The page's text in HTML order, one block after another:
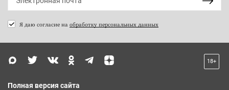
Я даю согласие на обработку персональных данных
18+
Полная версия сайта